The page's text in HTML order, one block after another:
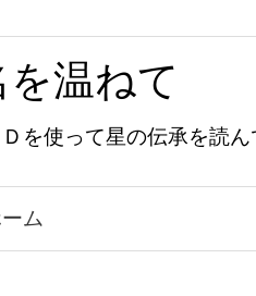
温ねて
を使って星の伝承を読
ム